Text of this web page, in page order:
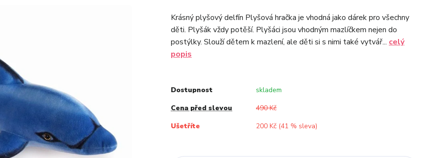
Krásný plyšový delfín Plyšová hračka je vhodná jako dárek pro všechny
děti. Plyšák vždy potěší. Plyšáci jsou vhodným mazlíčkem nejen do
postýlky. Slouží dětem k mazlení, ale děti si s nimi také vytvář... celý
popis
Dostupnost
skladem
Cena před slevou
490 Kč
Ušetříte
200 Kč (41 % sleva)